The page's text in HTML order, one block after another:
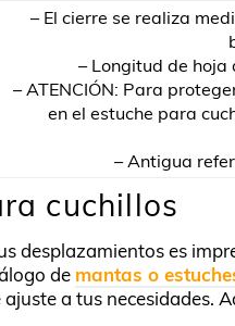
– El cierre se realiza
– Longitud de hoja
– ATENCIÓN: Para
en el estuche para
– Antigua
cuchillos
desplazamientos es
de mantas o
a tus necesidades.